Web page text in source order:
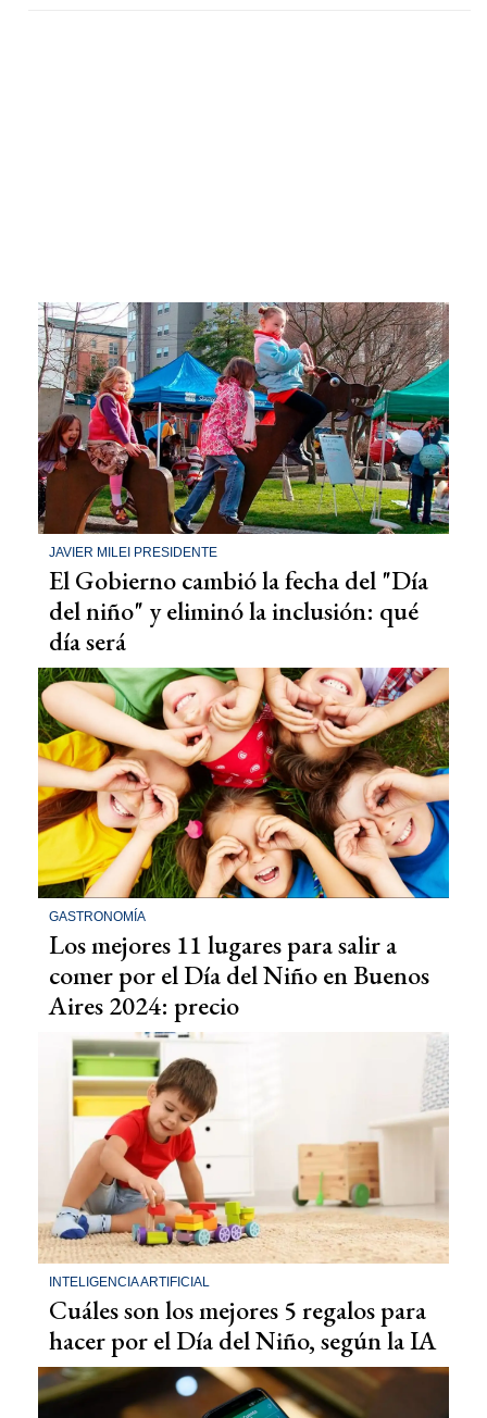
JAVIER MILEI PRESIDENTE
El Gobierno cambió la fecha del "Día
del niño" y eliminó la inclusión: qué
día será
GASTRONOMÍA
Los mejores 11 lugares para salir a
comer por el Día del Niño en Buenos
Aires 2024: precio
INTELIGENCIA ARTIFICIAL
Cuáles son los mejores 5 regalos para
hacer por el Día del Niño, según la IA